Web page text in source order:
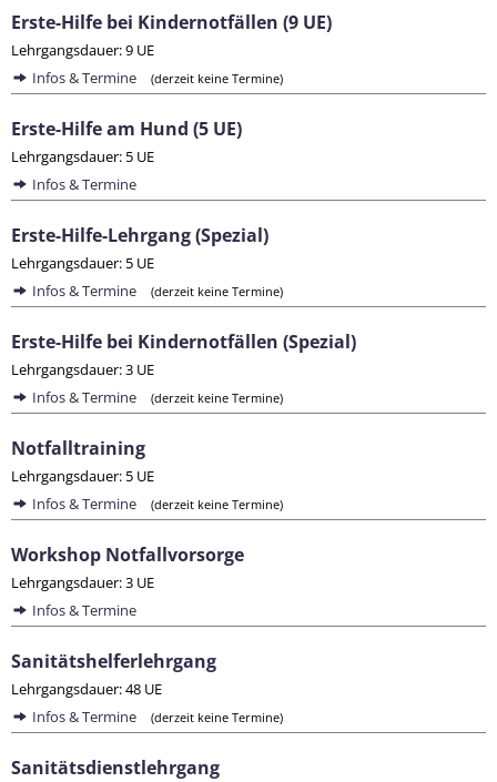
Erste-Hilfe bei Kindernotfällen (9 UE)
Lehrgangsdauer: 9 UE
Infos & Termine
(derzeit keine Termine)
Erste-Hilfe am Hund (5 UE)
Lehrgangsdauer: 5 UE
Infos & Termine
Erste-Hilfe-Lehrgang (Spezial)
Lehrgangsdauer: 5 UE
Infos & Termine
(derzeit keine Termine)
Erste-Hilfe bei Kindernotfällen (Spezial)
Lehrgangsdauer: 3 UE
Infos & Termine
(derzeit keine Termine)
Notfalltraining
Lehrgangsdauer: 5 UE
Infos & Termine
(derzeit keine Termine)
Workshop Notfallvorsorge
Lehrgangsdauer: 3 UE
Infos & Termine
Sanitätshelferlehrgang
Lehrgangsdauer: 48 UE
Infos & Termine
(derzeit keine Termine)
Sanitätsdienstlehrgang